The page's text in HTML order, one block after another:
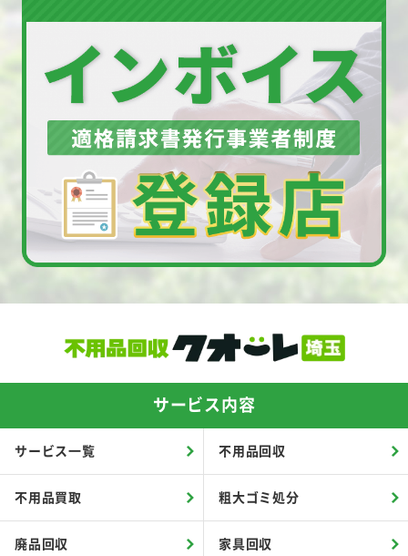
サービス内容
サービス一覧 不用品回収
不用品買取 粗大ゴミ処分
廃品回収 家具回収